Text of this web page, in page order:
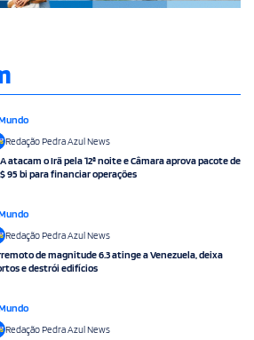
Redação Pedra Azul News
atacam o Irã pela 12ª noite e Câmara aprova pacote de
95 bi para financiar operações
Redação Pedra Azul News
de magnitude 6.3 atinge a Venezuela, deixa
e destrói edifícios
Redação Pedra Azul News